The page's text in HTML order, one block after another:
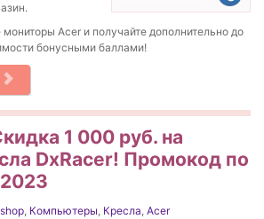
Acer и получайте дополнительно до
бонусными баллами!
1 000 руб. на
DxRacer! Промокод по
, Компьютеры, Кресла, Acer